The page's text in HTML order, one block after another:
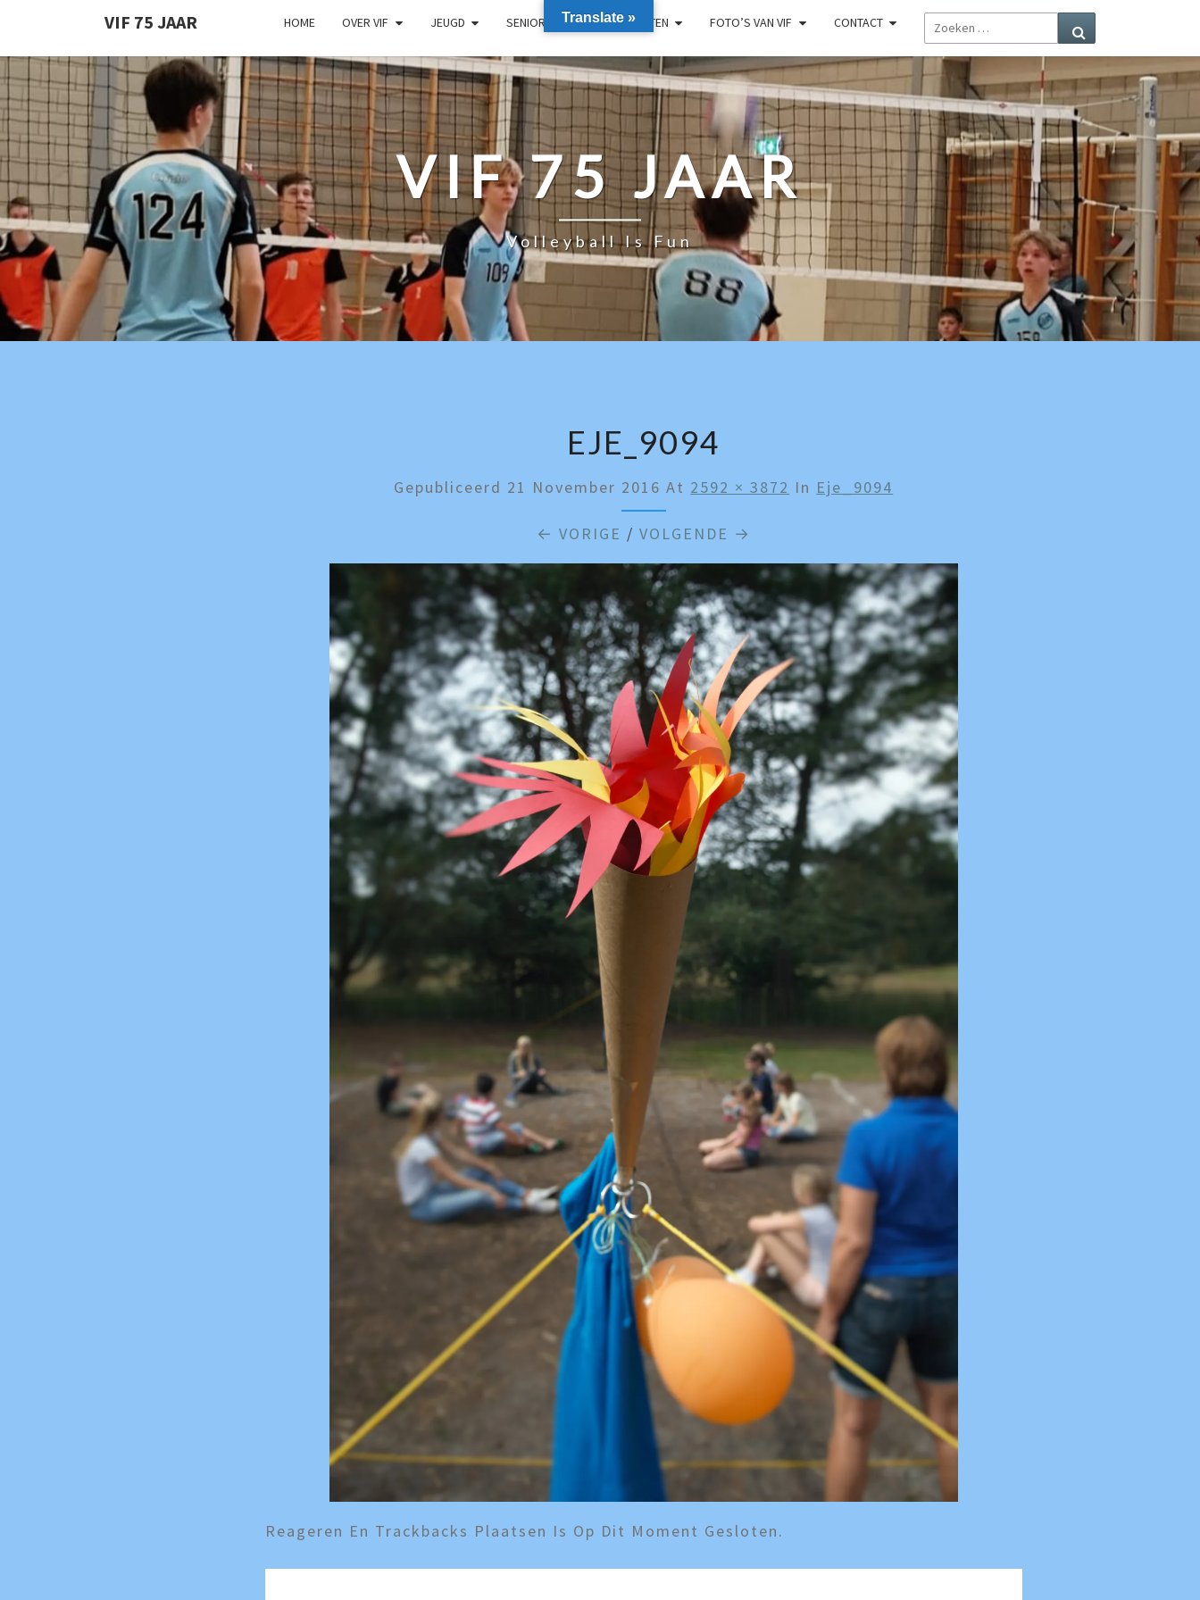
VIF 75 JAAR HOME OVER VIF JEUGD SENIOREN RECREANTEN FOTO’S VAN VIF CONTACT
ZOEKEN
NAAR:
VIF 75 JAAR
Volleyball Is Fun
EJE_9094
Gepubliceerd 21 November 2016 At 2592 × 3872 In Eje_9094
← VORIGE / VOLGENDE →
Reageren En Trackbacks Plaatsen Is Op Dit Moment Gesloten.
Translate »